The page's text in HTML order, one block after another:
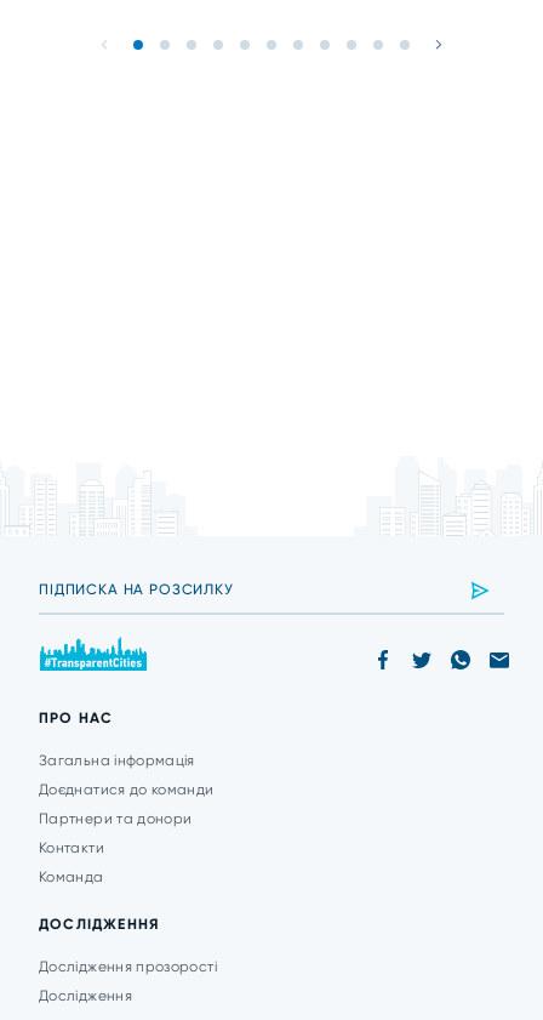
ПРО НАС
Загальна інформація
Доєднатися до команди
Партнери та донори
Контакти
Команда
ДОСЛІДЖЕННЯ
Дослідження прозорості
Дослідження